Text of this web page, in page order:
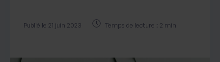
Publié le 21 juin 2023 Temps de lecture : 2 min